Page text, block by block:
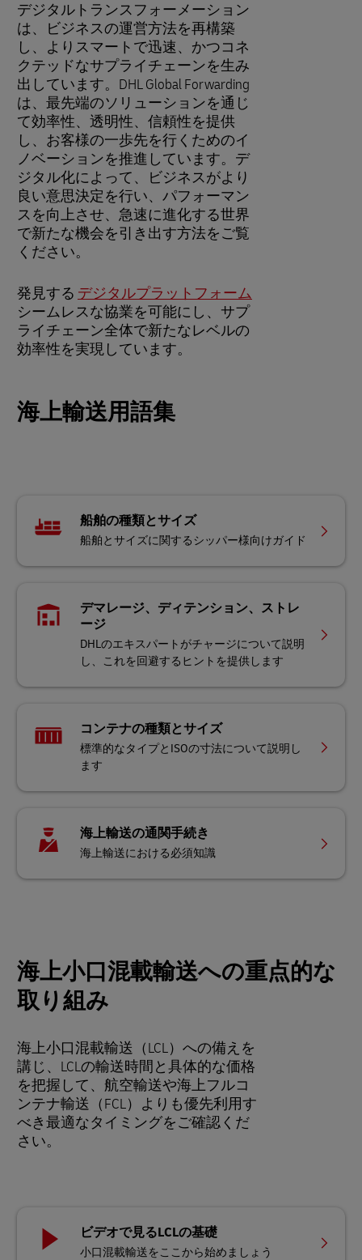
デジタルトランスフォーメーション
は、ビジネスの運営方法を再構築
し、よりスマートで迅速、かつコネ
クテッドなサプライチェーンを生み
出しています。DHL Global Forwarding
は、最先端のソリューションを通じ
て効率性、透明性、信頼性を提供
し、お客様の一歩先を行くためのイ
ノベーションを推進しています。デ
ジタル化によって、ビジネスがより
良い意思決定を行い、パフォーマン
スを向上させ、急速に進化する世界
で新たな機会を引き出す方法をご覧
ください。
発見する デジタルプラットフォーム
シームレスな協業を可能にし、サプ
ライチェーン全体で新たなレベルの
効率性を実現しています。
海上輸送用語集
船舶の種類とサイズ
船舶とサイズに関するシッパー様向けガイド
デマレージ、ディテンション、ストレ
ージ
DHLのエキスパートがチャージについて説明
し、これを回避するヒントを提供します
コンテナの種類とサイズ
標準的なタイプとISOの寸法について説明し
ます
海上輸送の通関手続き
海上輸送における必須知識
海上小口混載輸送への重点的な
取り組み
海上小口混載輸送（LCL）への備えを
講じ、LCLの輸送時間と具体的な価格
を把握して、航空輸送や海上フルコ
ンテナ輸送（FCL）よりも優先利用す
べき最適なタイミングをご確認くだ
さい。
ビデオで見るLCLの基礎
小口混載輸送をここから始めましょう